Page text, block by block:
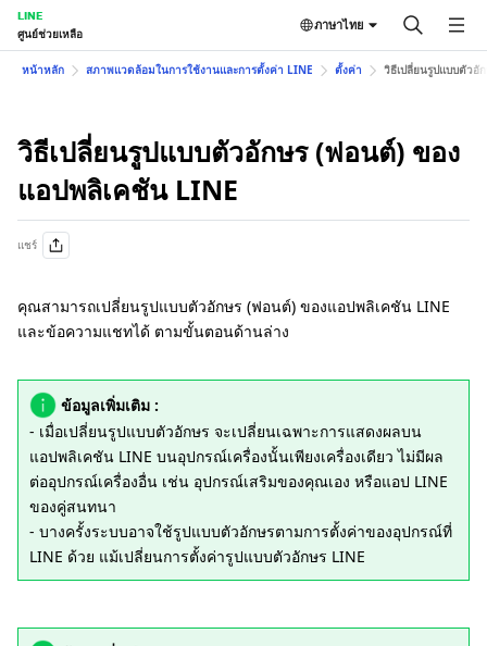
LINE
ศูนย์ช่วยเหลือ
ภาษาไทย
หน้าหลัก สภาพแวดล้อมในการใช้งานและการตั้งค่า LINE ตั้งค่า วิธีเปลี่ยนรูปแบบตัวอั
วิธีเปลี่ยนรูปแบบตัวอักษร (ฟอนต์) ของ
แอปพลิเคชัน LINE
แชร์
คุณสามารถเปลี่ยนรูปแบบตัวอักษร (ฟอนต์) ของแอปพลิเคชัน LINE
และข้อความแชทได้ ตามขั้นตอนด้านล่าง
ข้อมูลเพิ่มเติม :
- เมื่อเปลี่ยนรูปแบบตัวอักษร จะเปลี่ยนเฉพาะการแสดงผลบน
แอปพลิเคชัน LINE บนอุปกรณ์เครื่องนั้นเพียงเครื่องเดียว ไม่มีผล
ต่ออุปกรณ์เครื่องอื่น เช่น อุปกรณ์เสริมของคุณเอง หรือแอป LINE
ของคู่สนทนา
- บางครั้งระบบอาจใช้รูปแบบตัวอักษรตามการตั้งค่าของอุปกรณ์ที่
LINE ด้วย แม้เปลี่ยนการตั้งค่ารูปแบบตัวอักษร LINE